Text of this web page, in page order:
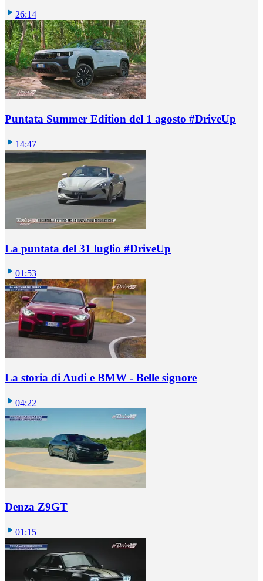
26:14
Puntata Summer Edition del 1 agosto #DriveUp
14:47
La puntata del 31 luglio #DriveUp
01:53
La storia di Audi e BMW - Belle signore
04:22
Denza Z9GT
01:15